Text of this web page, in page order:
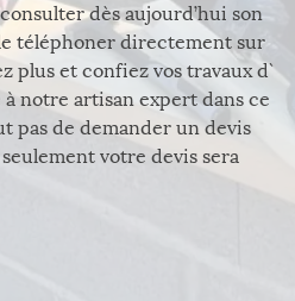
dès aujourd’hui son
téléphoner directement sur
plus et confiez vos travaux d`
notre artisan expert dans ce
pas de demander un devis
votre devis sera